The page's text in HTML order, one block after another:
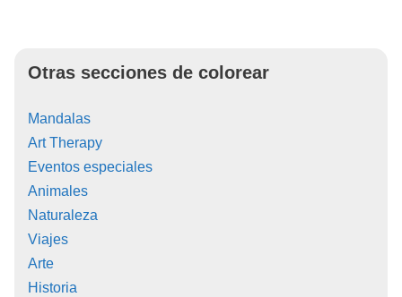
Otras secciones de colorear
Mandalas
Art Therapy
Eventos especiales
Animales
Naturaleza
Viajes
Arte
Historia